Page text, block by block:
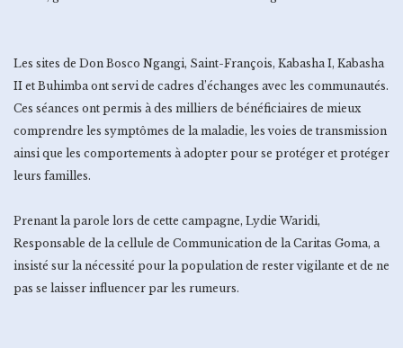
Les sites de Don Bosco Ngangi, Saint-François, Kabasha I, Kabasha
II et Buhimba ont servi de cadres d’échanges avec les communautés.
Ces séances ont permis à des milliers de bénéficiaires de mieux
comprendre les symptômes de la maladie, les voies de transmission
ainsi que les comportements à adopter pour se protéger et protéger
leurs familles.
Prenant la parole lors de cette campagne, Lydie Waridi,
Responsable de la cellule de Communication de la Caritas Goma, a
insisté sur la nécessité pour la population de rester vigilante et de ne
pas se laisser influencer par les rumeurs.